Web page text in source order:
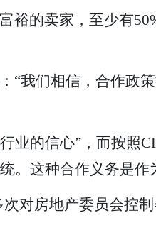
裕的卖家，至少有
“我们相信，合作
业的信心”，而按照
。这种合作义务是
对房地产委员会控